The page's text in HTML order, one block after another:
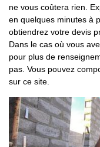
ne vous coûtera rien.
en quelques minutes à
obtiendrez votre devis
Dans le cas où vous
pour plus de
pas. Vous pouvez
sur ce site.